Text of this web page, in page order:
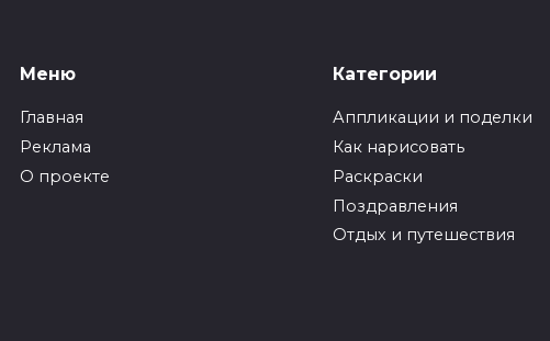
Меню
Главная
Реклама
О проекте
Категории
Аппликации и поделки
Как нарисовать
Раскраски
Поздравления
Отдых и путешествия